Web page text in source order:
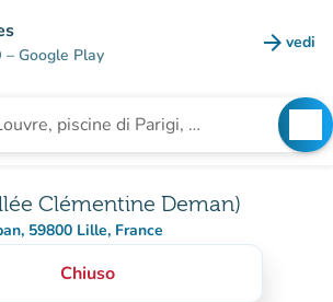
– Google Play arrow_forward vedi
Clémentine Deman)
59800 Lille, France
(apri in Google Maps)
(nuova scheda)
Chiuso